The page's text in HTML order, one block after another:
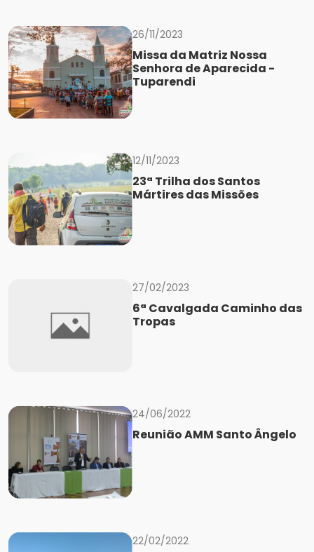
26/11/2023
Missa da Matriz Nossa
Senhora de Aparecida -
Tuparendi
12/11/2023
23ª Trilha dos Santos
Mártires das Missões
27/02/2023
6ª Cavalgada Caminho das
Tropas
24/06/2022
Reunião AMM Santo Ângelo
22/02/2022